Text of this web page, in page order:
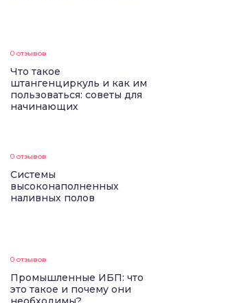
0 отзывов
Что такое
штангенциркуль и как им
пользоваться: советы для
начинающих
0 отзывов
Системы
высоконаполненных
наливных полов
0 отзывов
Промышленные ИБП: что
это такое и почему они